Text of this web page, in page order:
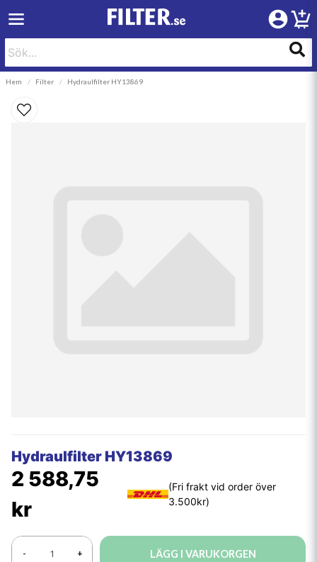
Hem Filter Hydraulfilter HY13869
Hydraulfilter HY13869
2 588,75
kr
- + LÄGG I VARUKORGEN